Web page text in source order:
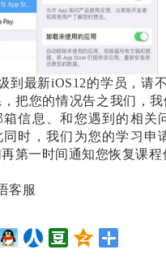
到最新iOS12的学员，请
把您的情况告之我们，
箱信息、和您遇到的相关
同时，我们为您的学习申
第一时间通知您恢复课
客服